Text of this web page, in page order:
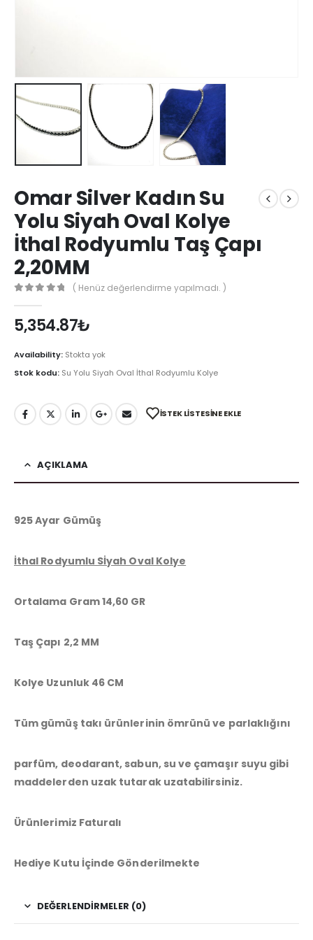
Omar Silver Kadın Su
Yolu Siyah Oval Kolye
İthal Rodyumlu Taş Çapı
2,20MM
( Henüz değerlendirme yapılmadı. )
5,354.87₺
Availability: Stokta yok
Stok kodu: Su Yolu Siyah Oval İthal Rodyumlu Kolye
İSTEK LISTESINE EKLE
AÇIKLAMA
925 Ayar Gümüş
İthal Rodyumlu Sİyah Oval Kolye
Ortalama Gram 14,60 GR
Taş Çapı 2,2 MM
Kolye Uzunluk 46 CM
Tüm gümüş takı ürünlerinin ömrünü ve parlaklığını
parfüm, deodarant, sabun, su ve çamaşır suyu gibi
maddelerden uzak tutarak uzatabilirsiniz.
Ürünlerimiz Faturalı
Hediye Kutu İçinde Gönderilmekte
DEĞERLENDIRMELER (0)